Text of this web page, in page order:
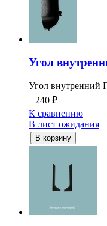
Угол
Угол внутренний
240 ₽
К сравнению
В лист ожидания
В корзину